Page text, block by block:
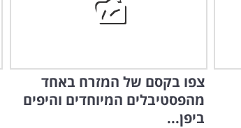
צפו בקסם של המזרח באחד
מהפסטיבלים המיוחדים והיפים
ביפן...